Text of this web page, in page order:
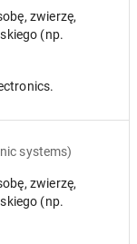
zwierzę,
(np.
systems)
zwierzę,
(np.